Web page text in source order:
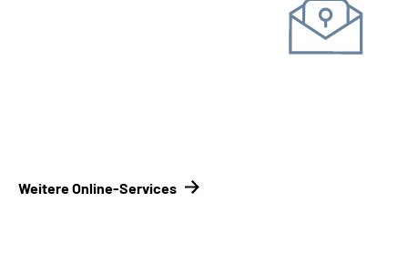
Weitere Online-Services